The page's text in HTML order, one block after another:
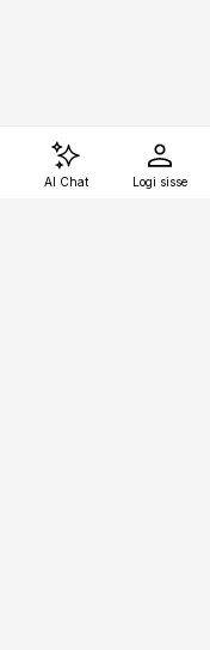
AI Chat Logi sisse